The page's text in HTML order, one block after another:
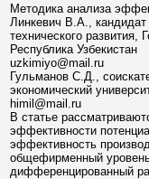
Методика анализа
Линкевич В.А., кандидат
технического развития,
Республика Узбекистан
uzkimiyo@mail.ru
Гульманов С.Д.,
экономический
himil@mail.ru
В статье
эффективности
эффективность
общефирменный
дифференцированный